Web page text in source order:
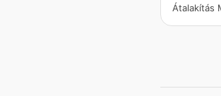
Átalakítás